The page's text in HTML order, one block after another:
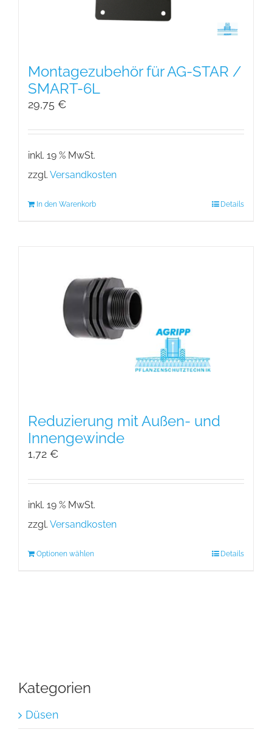
Montagezubehör für AG-STAR /
SMART-6L
29,75 €
inkl. 19 % MwSt.
zzgl. Versandkosten
In den Warenkorb Details
Reduzierung mit Außen- und
Innengewinde
1,72 €
inkl. 19 % MwSt.
zzgl. Versandkosten
Optionen wählen Details
Kategorien
Düsen